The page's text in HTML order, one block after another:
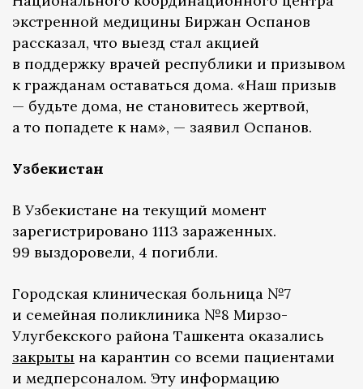
экстренной медицины Биржан Оспанов
рассказал, что выезд стал акцией
в поддержку врачей республики и призывом
к гражданам оставаться дома. «Наш призыв
— будьте дома, не становитесь жертвой,
а то попадете к нам», — заявил Оспанов.
Узбекистан
В Узбекистане на текущий момент
зарегистрировано 1113 зараженных.
99 выздоровели, 4 погибли.
Городская клиническая больница №7
и семейная поликлиника №8 Мирзо-
Улугбекского района Ташкента оказались
закрыты на карантин со всеми пациентами
и медперсоналом. Эту информацию